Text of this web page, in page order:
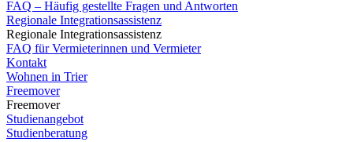
FAQ – Häufig gestellte Fragen und Antworten
Regionale Integrationsassistenz
Regionale Integrationsassistenz
FAQ für Vermieterinnen und Vermieter
Kontakt
Wohnen in Trier
Freemover
Freemover
Studienangebot
Studienberatung